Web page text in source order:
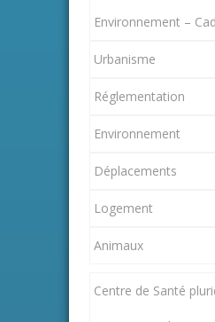
Environnement –
Urbanisme
Réglementation
Environnement
Déplacements
Logement
Animaux
Centre de Santé